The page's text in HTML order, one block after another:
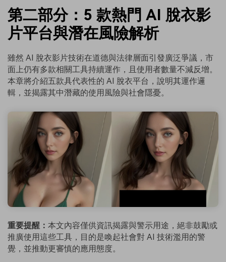
第二部分：5 款熱門 AI 脫衣影
片平台與潛在風險解析
雖然 AI 脫衣影片技術在道德與法律層面引發廣泛爭議，市
面上仍有多款相關工具持續運作，且使用者數量不減反增。
本章將介紹五款具代表性的 AI 脫衣平台，說明其運作邏
輯，並揭露其中潛藏的使用風險與社會隱憂。
重要提醒： 本文內容僅供資訊揭露與警示用途，絕非鼓勵或
推廣使用這些工具，目的是喚起社會對 AI 技術濫用的警
覺，並推動更審慎的應用態度。